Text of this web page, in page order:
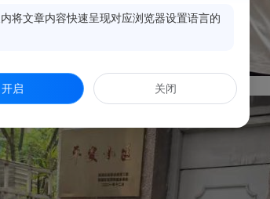
将文章内容快速呈现对应浏览器设置语言的
开启 关闭